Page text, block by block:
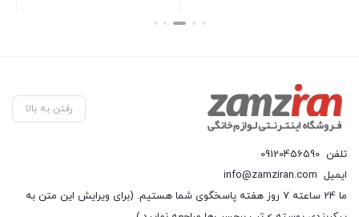
بستن
رفتن به بالا
تلفن 09120456590
ایمیل info@zamziran.com
ما 24 ساعته 7 روز هفته پاسخگوی شما هستیم. (برای ویرایش این متن به